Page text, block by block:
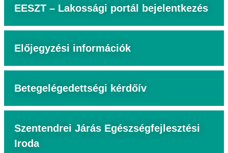
EESZT – Lakossági portál bejelentkezés
Előjegyzési információk
Betegelégedettségi kérdőív
Szentendrei Járás Egészségfejlesztési
Iroda